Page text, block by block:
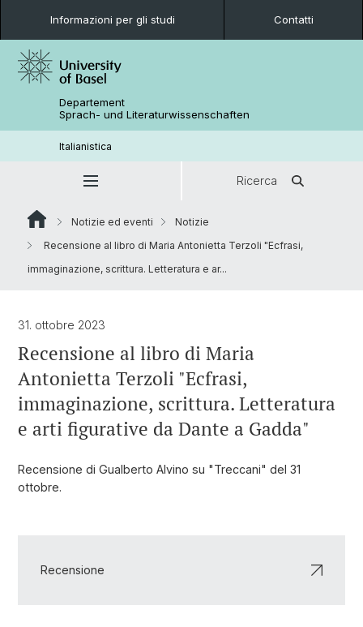
Informazioni per gli studi Contatti
Departement
Sprach- und Literaturwissenschaften
Italianistica
Ricerca
Notizie ed eventi
Notizie
Recensione al libro di Maria Antonietta Terzoli "Ecfrasi,
immaginazione, scrittura. Letteratura e ar...
31. ottobre 2023
Recensione al libro di Maria
Antonietta Terzoli "Ecfrasi,
immaginazione, scrittura. Letteratura
e arti figurative da Dante a Gadda"
Recensione di Gualberto Alvino su "Treccani" del 31
ottobre.
Recensione